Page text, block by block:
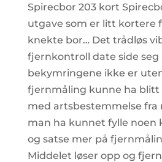
Spirecbor 203 kort
utgave som er litt kortere
knekte bor… Det trådløs
fjernkontroll date side seg
bekymringene ikke er
fjernmåling kunne ha
med artsbestemmelse fra
man ha kunnet fylle noen
og satse mer på
Middelet løser opp og